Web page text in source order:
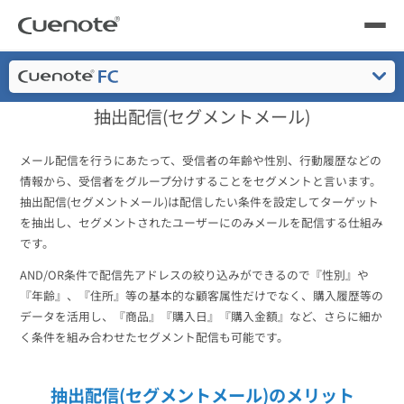
製品
メール配信システム
メールリレーサーバー
kintone（キントーン）メール配信
SMS配信サービス
活用シーントップ
会員獲得／ニーズ把握
コストを抑える
遅延なく確実・高速に送る
導入事例
サポート
セミナー
ブログ・各種資料
資料請求・お問い合わせ
機能一覧
料金
セキュリティ
よくある質問
Cuenote メール配信システム・メルマガ配信サービス 機能一覧
抽出配信(セグメントメール)
メール配信を行うにあたって、受信者の年齢や性別、行動履歴などの
情報から、受信者をグループ分けすることをセグメントと言います。
抽出配信(セグメントメール)は配信したい条件を設定してターゲット
を抽出し、セグメントされたユーザーにのみメールを配信する仕組み
です。
AND/OR条件で配信先アドレスの絞り込みができるので『性別』や
『年齢』、『住所』等の基本的な顧客属性だけでなく、購入履歴等の
データを活用し、『商品』『購入日』『購入金額』など、さらに細か
く条件を組み合わせたセグメント配信も可能です。
抽出配信(セグメントメール)のメリット